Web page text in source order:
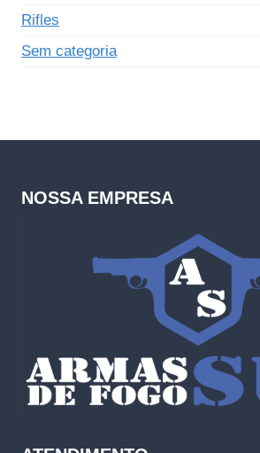
Rifles
Sem categoria
NOSSA EMPRESA